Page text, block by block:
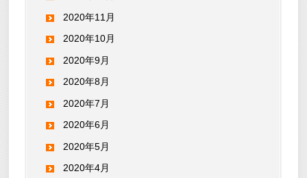
2020年11月
2020年10月
2020年9月
2020年8月
2020年7月
2020年6月
2020年5月
2020年4月